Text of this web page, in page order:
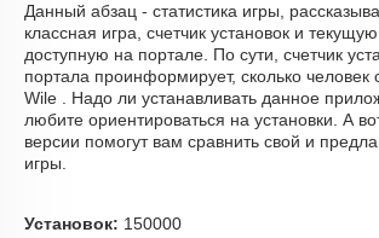
Данный абзац - статистика игры,
классная игра, счетчик установок и
доступную на портале. По сути, счетчик
портала проинформирует, сколько человек
Wile . Надо ли устанавливать данное
любите ориентироваться на установки. А
версии помогут вам сравнить свой и
игры.
Установок: 150000